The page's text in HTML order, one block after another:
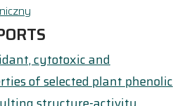
cytotoxic and
of selected plant phenolic